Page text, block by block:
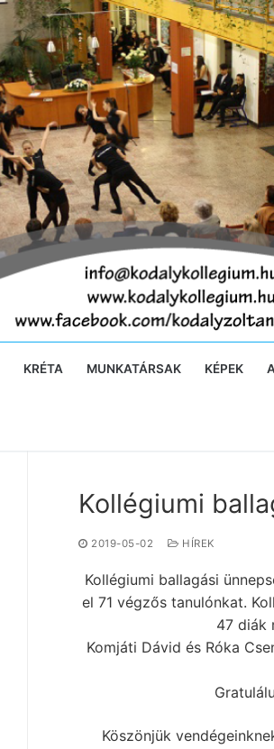
KRÉTA MUNKATÁRSAK KÉPEK
Kollégiumi
2019-05-02 HÍREK
Kollégiumi ballagási
el 71 végzős tanulónkat.
47 diák
Komjáti Dávid és Róka
Köszönjük